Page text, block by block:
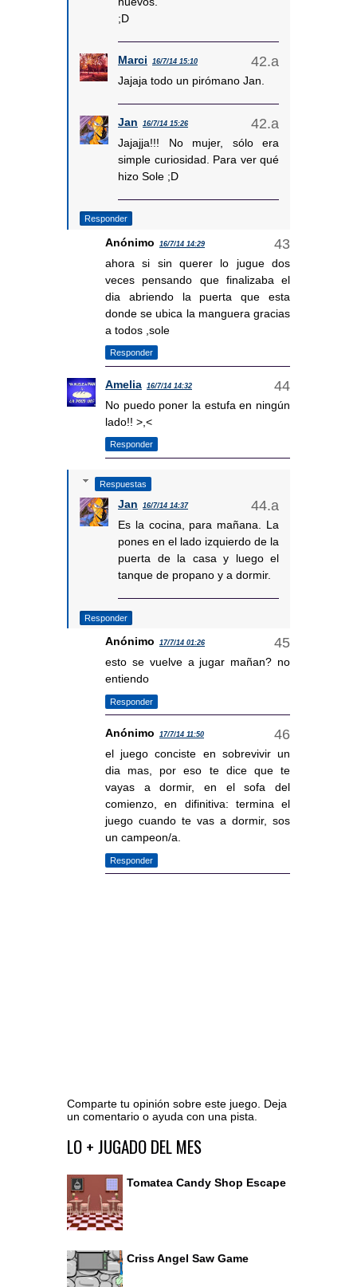
;D
Marci 16/7/14 15:10
Jajaja todo un pirómano Jan.
Jan 16/7/14 15:26
Jajajja!!! No mujer, sólo era
simple curiosidad. Para ver qué
hizo Sole ;D
Responder
Anónimo 16/7/14 14:29
ahora si sin querer lo jugue dos
veces pensando que finalizaba el
dia abriendo la puerta que esta
donde se ubica la manguera gracias
a todos ,sole
Responder
Amelia 16/7/14 14:32
No puedo poner la estufa en ningún
lado!! >,<
Responder
Respuestas
Jan 16/7/14 14:37
Es la cocina, para mañana. La
pones en el lado izquierdo de la
puerta de la casa y luego el
tanque de propano y a dormir.
Responder
Anónimo 17/7/14 01:26
esto se vuelve a jugar mañan? no
entiendo
Responder
Anónimo 17/7/14 11:50
el juego conciste en sobrevivir un
dia mas, por eso te dice que te
vayas a dormir, en el sofa del
comienzo, en difinitiva: termina el
juego cuando te vas a dormir, sos
un campeon/a.
Responder
Comparte tu opinión sobre este juego. Deja
un comentario o ayuda con una pista.
Ir al editor de comentarios
LO + JUGADO DEL MES
Tomatea Candy Shop Escape
Criss Angel Saw Game